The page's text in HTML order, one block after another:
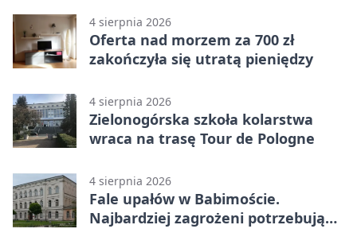
4 sierpnia 2026
Oferta nad morzem za 700 zł
zakończyła się utratą pieniędzy
4 sierpnia 2026
Zielonogórska szkoła kolarstwa
wraca na trasę Tour de Pologne
4 sierpnia 2026
Fale upałów w Babimoście.
Najbardziej zagrożeni potrzebują